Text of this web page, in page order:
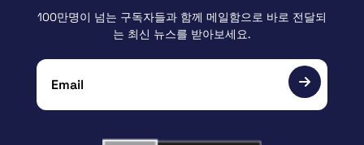
100만명이 넘는 구독자들과 함께 메일함으로 바로 전달되
는 최신 뉴스를 받아보세요.